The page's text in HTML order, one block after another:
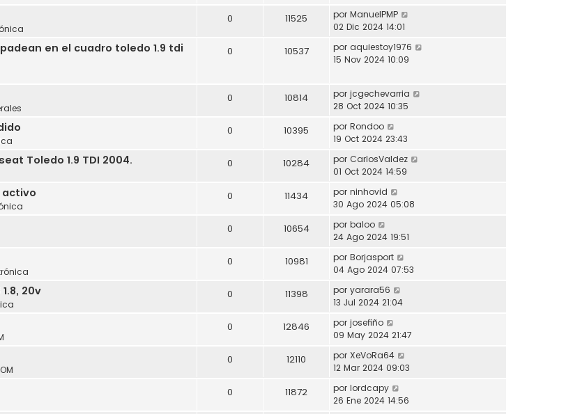
0 11525 por ManuelPMP
02 Dic 2024 14:01
en el cuadro toledo 1.9 tdi
0 10537 por aquiestoy1976
15 Nov 2024 10:09
0 10814 por jcgechevarria
28 Oct 2024 10:35
0 10395 por Rondoo
19 Oct 2024 23:43
Toledo 1.9 TDI 2004. 0 10284 por CarlosValdez
01 Oct 2024 14:59
activo 0 11434 por ninhovid
30 Ago 2024 05:08
0 10654 por baloo
24 Ago 2024 19:51
0 10981 por Borjasport
04 Ago 2024 07:53
20v 0 11398 por yarara56
13 Jul 2024 21:04
0 12846 por josefiño
09 May 2024 21:47
0 12110 por XeVoRa64
12 Mar 2024 09:03
0 11872 por lordcapy
26 Ene 2024 14:56